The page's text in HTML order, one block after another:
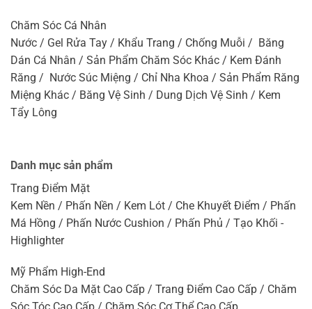
Chăm Sóc Cá Nhân
Nước / Gel Rửa Tay / Khẩu Trang / Chống Muỗi / Băng
Dán Cá Nhân / Sản Phẩm Chăm Sóc Khác / Kem Đánh
Răng / Nước Súc Miệng / Chỉ Nha Khoa / Sản Phẩm Răng
Miệng Khác / Băng Vệ Sinh / Dung Dịch Vệ Sinh / Kem
Tẩy Lông
Danh mục sản phẩm
Trang Điểm Mặt
Kem Nền / Phấn Nền / Kem Lót / Che Khuyết Điểm / Phấn
Má Hồng / Phấn Nước Cushion / Phấn Phủ / Tạo Khối -
Highlighter
Mỹ Phẩm High-End
Chăm Sóc Da Mặt Cao Cấp / Trang Điểm Cao Cấp / Chăm